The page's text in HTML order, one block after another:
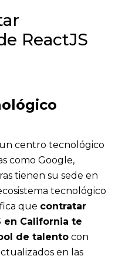
ReactJS
centro tecnológico
como Google,
tienen su sede en
tecnológico
que contratar
en California te
de talento con
en las